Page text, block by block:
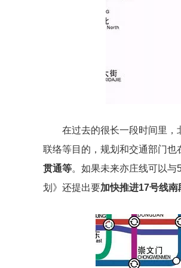
在过去的很长一段时间里，
联络等目的，规划和交通部门
贯通等。如果未来亦庄线可以
划》还提出要加快推进17号线